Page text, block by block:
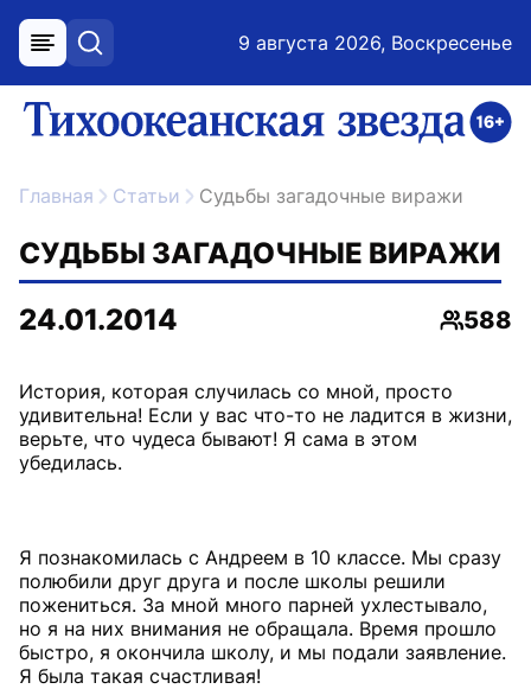
меню поиск 9 августа 2026, Воскресенье
ссылка на главную
Главная Статьи Судьбы загадочные виражи
СУДЬБЫ ЗАГАДОЧНЫЕ ВИРАЖИ
24.01.2014
588
История, которая случилась со мной, просто
удивительна! Если у вас что-то не ладится в жизни,
верьте, что чудеса бывают! Я сама в этом
убедилась.
Я познакомилась с Андреем в 10 классе. Мы сразу
полюбили друг друга и после школы решили
пожениться. За мной много парней ухлестывало,
но я на них внимания не обращала. Время прошло
быстро, я окончила школу, и мы подали заявление.
Я была такая счастливая!